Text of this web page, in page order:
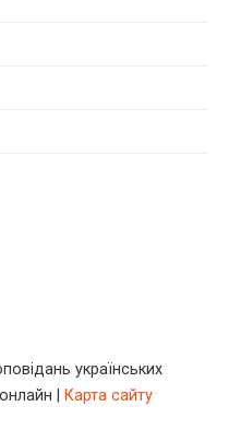
українських
|
Карта сайту